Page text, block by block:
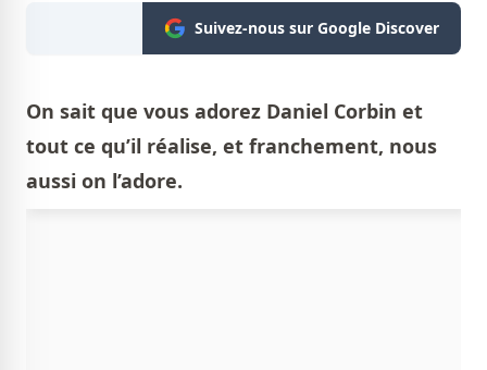
Suivez-nous sur Google Discover
On sait que vous adorez Daniel Corbin et
tout ce qu’il réalise, et franchement, nous
aussi on l’adore.